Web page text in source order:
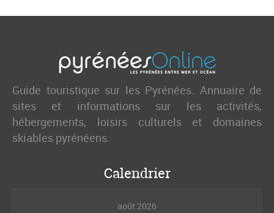
Guide touristique sur les Pyrénées. Annuaire de
sites et informations sur les activités,
hébergements, loisirs culturels et domaines
skiables pyrénéens.
Calendrier
août 2026